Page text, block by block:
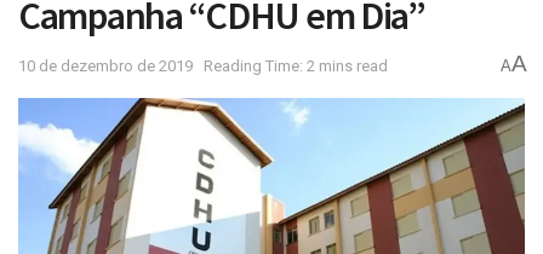
Campanha “CDHU em Dia”
10 de dezembro de 2019 Reading Time: 2 mins read AA